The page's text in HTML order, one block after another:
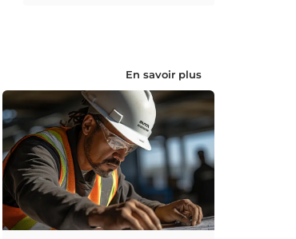
En savoir plus